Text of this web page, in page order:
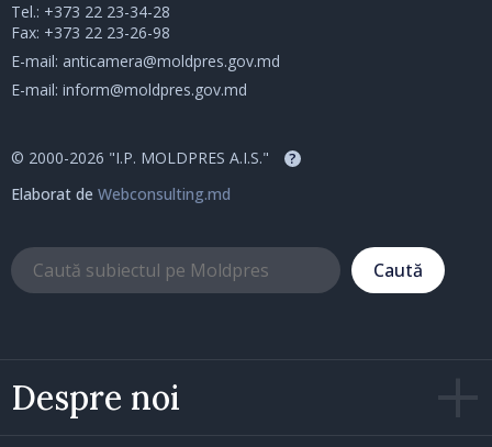
Despre noi
Tel.: +373 22 23-34-28
Fax: +373 22 23-26-98
E-mail: anticamera@moldpres.gov.md
E-mail: inform@moldpres.gov.md
© 2000-2026 "I.P. MOLDPRES A.I.S." ?
Elaborat de Webconsulting.md
Caută